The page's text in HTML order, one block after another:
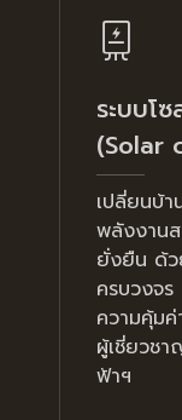
ระบบโ
(Solar
เปลี่ยนบ้
พลังงานส
ยั่งยืน ด้ว
ครบวงจ
ความคุ้ม
ผู้เชี่ยวช
ฟ้าฯ